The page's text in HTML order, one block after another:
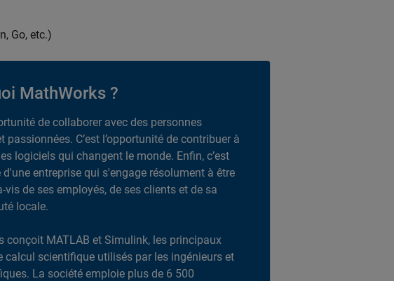
Go, etc.)
MathWorks ?
de collaborer avec des personnes
passionnées. C’est l’opportunité de contribuer à
logiciels qui changent le monde. Enfin, c’est
entreprise qui s'engage résolument à être
vis de ses employés, de ses clients et de sa
locale.
conçoit MATLAB et Simulink, les principaux
calcul scientifique utilisés par les ingénieurs et
La société emploie plus de 6 500